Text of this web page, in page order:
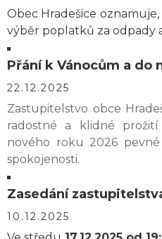
Obec Hradešice oznamuje,
výběr poplatků za odpady
Přání k Vánocům a do
22.12.2025
Zastupitelstvo obce
radostné a klidné
nového roku 2026
spokojenosti.
Zasedání
10.12.2025